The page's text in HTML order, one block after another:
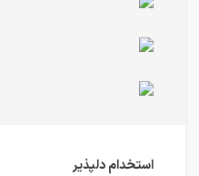
استخدام دلپذیر